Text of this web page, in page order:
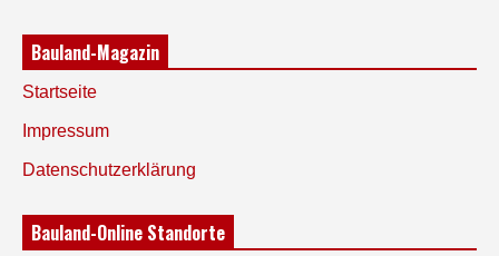
Bauland-Magazin
Startseite
Impressum
Datenschutzerklärung
Bauland-Online Standorte